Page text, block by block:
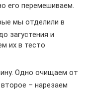
его перемешиваем.
мы отделили в
загустения и
их в тесто
Одно очищаем от
– нарезаем